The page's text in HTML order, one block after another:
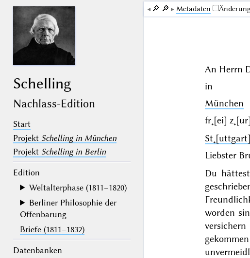
Schelling
Nachlass-Edition
Start
Projekt Schelling in München
Projekt Schelling in Berlin
Edition
Weltalterphase (1811–1820)
Berliner Philosophie der
Offenbarung
Briefe (1811–1832)
Datenbanken
🔎︎ 🔎︎ Me­ta­da­ten
An Herrn
in
München
fr˖[ei]
St˖[uttgart]
Liebster
Du
worden